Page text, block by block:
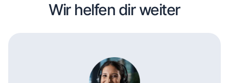
Wir helfen dir weiter